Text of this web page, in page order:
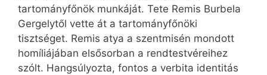
tartományfőnök munkáját. Tete Remis Burbela
Gergelytől vette át a tartományfőnöki
tisztséget. Remis atya a szentmisén mondott
homíliájában elsősorban a rendtestvéreihez
szólt. Hangsúlyozta, fontos a verbita identitás